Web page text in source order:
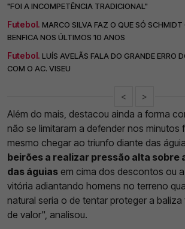
"FOI A INCOMPETÊNCIA TRADICIONAL"
Futebol. MARCO SILVA FAZ O QUE SÓ SCHMIDT
BENFICA NOS ÚLTIMOS 10 ANOS
Futebol. LUÍS AVELÃS FALA DO GRANDE ERRO
COM O AC. VISEU
< >
Além do mais, destacou ainda a forma
não se limitaram a defender nos minutos
mesmo chegar ao triunfo diante das
beirões a realizar pressão alta sobre
das águias em cima dos descontos ou
vitória adiantando homens no terreno
natural seria o de tentar proteger a baliza
de valor", analisou.